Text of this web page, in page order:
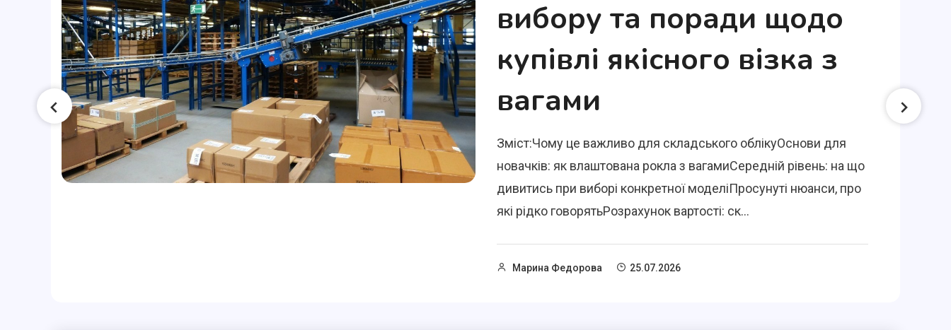
вибору та поради щодо
купівлі якісного візка з
вагами
Зміст:Чому це важливо для складського облікуОснови для
новачків: як влаштована рокла з вагамиСередній рівень: на що
дивитись при виборі конкретної моделіПросунуті нюанси, про
які рідко говорятьРозрахунок вартості: ск...
Марина Федорова 25.07.2026